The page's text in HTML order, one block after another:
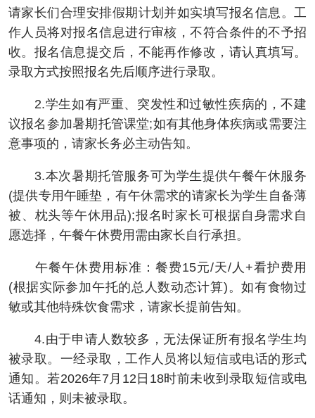
请家长们合理安排假期计划并如实填写报名信息。工
作人员将对报名信息进行审核，不符合条件的不予招
收。报名信息提交后，不能再作修改，请认真填写。
录取方式按照报名先后顺序进行录取。
2.学生如有严重、突发性和过敏性疾病的，不建
议报名参加暑期托管课堂;如有其他身体疾病或需要注
意事项的，请家长务必主动告知。
3.本次暑期托管服务可为学生提供午餐午休服务
(提供专用午睡垫，有午休需求的请家长为学生自备薄
被、枕头等午休用品);报名时家长可根据自身需求自
愿选择，午餐午休费用需由家长自行承担。
午餐午休费用标准：餐费15元/天/人+看护费用
(根据实际参加午托的总人数动态计算)。如有食物过
敏或其他特殊饮食需求，请家长提前告知。
4.由于申请人数较多，无法保证所有报名学生均
被录取。一经录取，工作人员将以短信或电话的形式
通知。若2026年7月12日18时前未收到录取短信或电
话通知，则未被录取。